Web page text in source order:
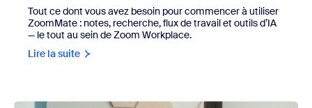
Tout ce dont vous avez besoin pour commencer à utiliser
ZoomMate : notes, recherche, flux de travail et outils d’IA
— le tout au sein de Zoom Workplace.
Lire la suite